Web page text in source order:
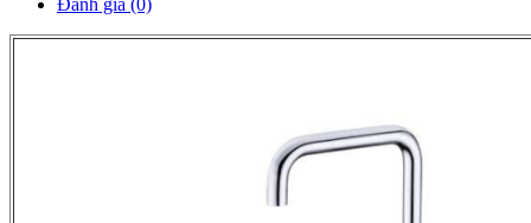
Đánh giá (0)